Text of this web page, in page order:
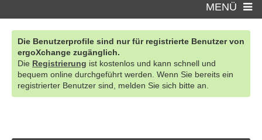
MENÜ
Die Benutzerprofile sind nur für registrierte Benutzer von
ergoXchange zugänglich.
Die Registrierung ist kostenlos und kann schnell und
bequem online durchgeführt werden. Wenn Sie bereits ein
registrierter Benutzer sind, melden Sie sich bitte an.